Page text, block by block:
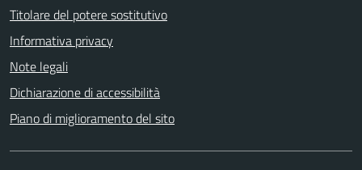
Titolare del potere sostitutivo
Informativa privacy
Note legali
Dichiarazione di accessibilità
Piano di miglioramento del sito